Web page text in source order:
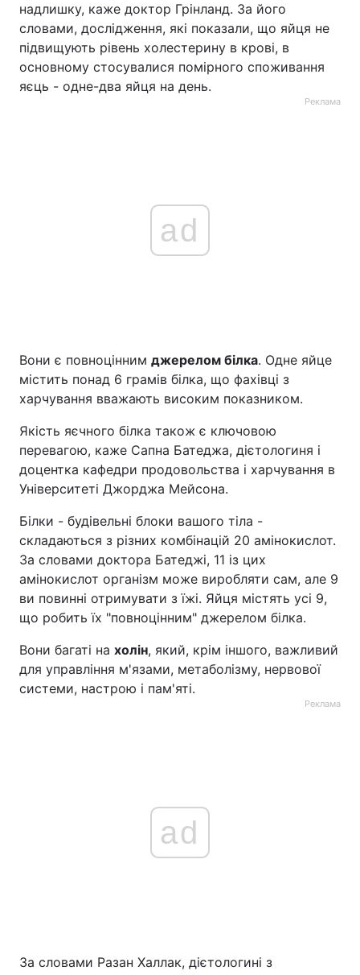
надлишку, каже доктор Грінланд. За його
словами, дослідження, які показали, що яйця не
підвищують рівень холестерину в крові, в
основному стосувалися помірного споживання
яєць - одне-два яйця на день.
Реклама
ad
Вони є повноцінним джерелом білка. Одне яйце
містить понад 6 грамів білка, що фахівці з
харчування вважають високим показником.
Якість яєчного білка також є ключовою
перевагою, каже Сапна Батеджа, дієтологиня і
доцентка кафедри продовольства і харчування в
Університеті Джорджа Мейсона.
Білки - будівельні блоки вашого тіла -
складаються з різних комбінацій 20 амінокислот.
За словами доктора Батеджі, 11 із цих
амінокислот організм може виробляти сам, але 9
ви повинні отримувати з їжі. Яйця містять усі 9,
що робить їх "повноцінним" джерелом білка.
Вони багаті на холін, який, крім іншого, важливий
для управління м'язами, метаболізму, нервової
системи, настрою і пам'яті.
Реклама
ad
За словами Разан Халлак, дієтологині з